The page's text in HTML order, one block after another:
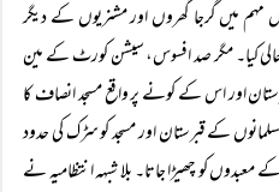
میں گرجا گھروں اور مشنریوں کے دیگر
کیا۔ مگر صد افسوس، سیشن کورٹ کے مین
اور اس کے کونے پر واقع مسجد انصاف کا
کے قبرستان اور مسجد کو سڑک کی حدود
کو چھیڑا جاتا۔ بلا شبہہ انتظامیہ نے